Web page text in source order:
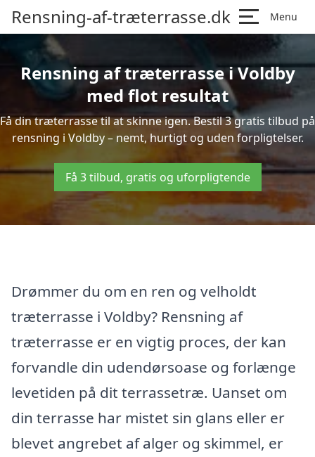
Rensning-af-træterrasse.dk Menu
Rensning af træterrasse i Voldby
med flot resultat
Få din træterrasse til at skinne igen. Bestil 3 gratis tilbud på
rensning i Voldby – nemt, hurtigt og uden forpligtelser.
Få 3 tilbud, gratis og uforpligtende
Drømmer du om en ren og velholdt
træterrasse i Voldby? Rensning af
træterrasse er en vigtig proces, der kan
forvandle din udendørsoase og forlænge
levetiden på dit terrassetræ. Uanset om
din terrasse har mistet sin glans eller er
blevet angrebet af alger og skimmel, er